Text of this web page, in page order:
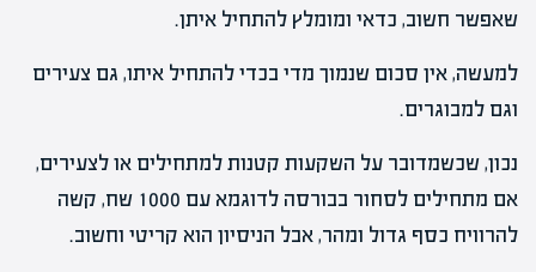
שאפשר חשוב, כדאי ומומלץ להתחיל איתן.
למעשה, אין סכום שנמוך מדי בכדי להתחיל איתו, גם צעירים
וגם למבוגרים.
נכון, שכשמדובר על השקעות קטנות למתחילים או לצעירים,
אם מתחילים לסחור בבורסה לדוגמא עם 1000 שח, קשה
להרוויח כסף גדול ומהר, אבל הניסיון הוא קריטי וחשוב.